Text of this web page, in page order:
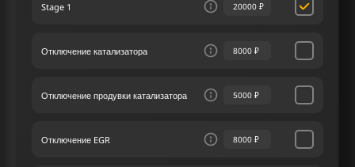
и крутящий момент, позволяя в полной мере
В нашем сервисе чип тюнинга мы ставим
услуги в отрасли. Разрабатывая
персонализированные планы для Лексус GS F
индивидуальные ожидания каждого клиента.
Stage 1 20000 ₽
Отключение катализатора 8000 ₽
Отключение продувки катализатора 5000 ₽
Отключение EGR 8000 ₽